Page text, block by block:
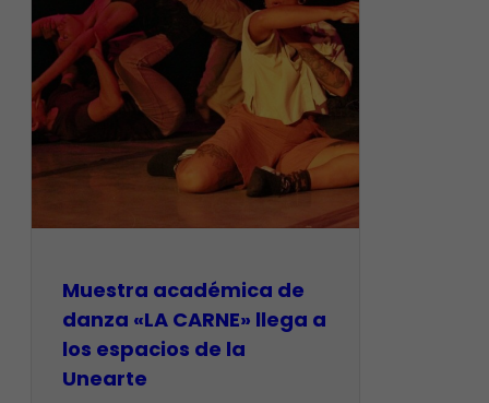
Muestra académica de
danza «LA CARNE» llega a
los espacios de la
Unearte